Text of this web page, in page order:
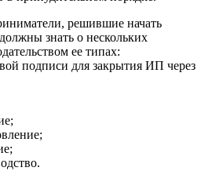
решившие начать
знать о нескольких
ее типах: